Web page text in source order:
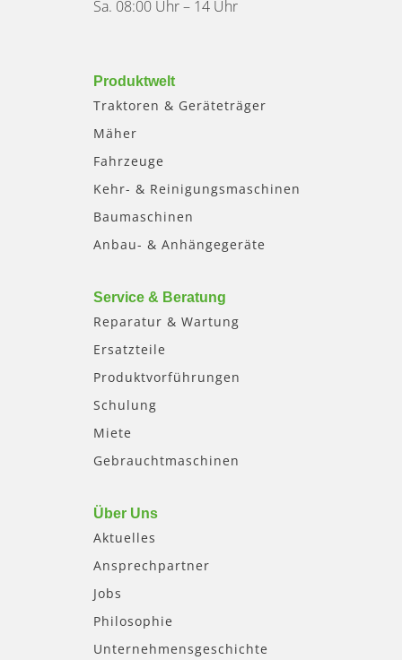
Sa. 08:00 Uhr – 14 Uhr
Produktwelt
Traktoren & Geräteträger
Mäher
Fahrzeuge
Kehr- & Reinigungsmaschinen
Baumaschinen
Anbau- & Anhängegeräte
Service & Beratung
Reparatur & Wartung
Ersatzteile
Produktvorführungen
Schulung
Miete
Gebrauchtmaschinen
Über Uns
Aktuelles
Ansprechpartner
Jobs
Philosophie
Unternehmensgeschichte